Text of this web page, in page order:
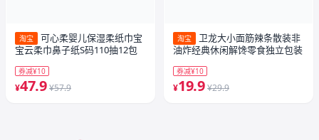
淘宝
可心柔婴儿保湿柔纸巾宝
宝云柔巾鼻子纸S码110抽12包
券减¥10
¥47.9 ¥57.9
淘宝
卫龙大小面筋辣条散装非
油炸经典休闲解馋零食独立包装
券减¥10
¥19.9 ¥29.9